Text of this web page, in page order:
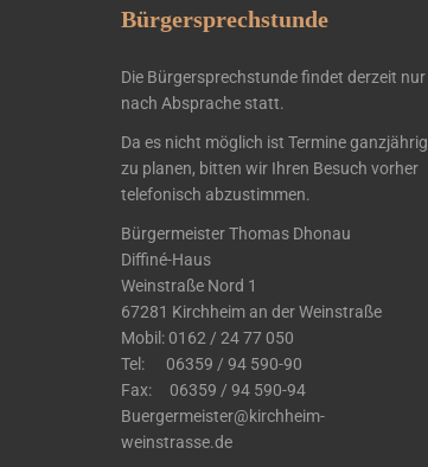
Bürgersprechstunde
Die Bürgersprechstunde findet derzeit nur
nach Absprache statt.
Da es nicht möglich ist Termine ganzjährig
zu planen, bitten wir Ihren Besuch vorher
telefonisch abzustimmen.
Bürgermeister Thomas Dhonau
Diffiné-Haus
​Weinstraße Nord 1
67281 Kirchheim an der Weinstraße
Mobil: 0162 / 24 77 050
Tel: 06359 / 94 590-90
Fax: 06359 / 94 590-94
Buergermeister@kirchheim-
weinstrasse.de